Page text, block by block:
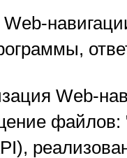
Web-
файлов: